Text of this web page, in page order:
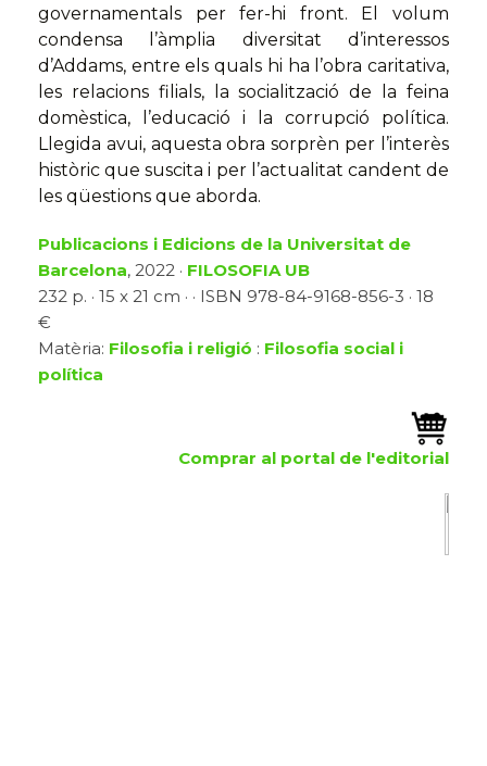
governamentals per fer-hi front. El volum
condensa l’àmplia diversitat d’interessos
d’Addams, entre els quals hi ha l’obra caritativa,
les relacions filials, la socialització de la feina
domèstica, l’educació i la corrupció política.
Llegida avui, aquesta obra sorprèn per l’interès
històric que suscita i per l’actualitat candent de
les qüestions que aborda.
Publicacions i Edicions de la Universitat de
Barcelona, 2022 · FILOSOFIA UB
232 p. · 15 x 21 cm · · ISBN 978-84-9168-856-3 · 18
€
Matèria: Filosofia i religió : Filosofia social i
política
Comprar al portal de l'editorial